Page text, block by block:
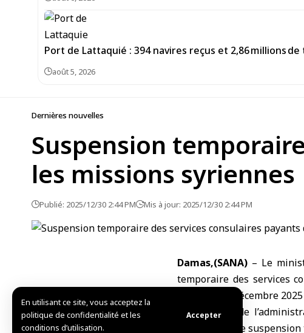
En utilisant ce site, vous acceptez la
politique de confidentialité et les
conditions d’utilisation.
Accepter
Port de Lattaquié : 394 navires reçus et 2,86 millions
août 5, 2026
Dernières nouvelles
Suspension
les missions syriennes
Publié: 2025/12/30 2:44 PM Mis à jour: 2025/12/30 2:44 PM
Damas,(SANA) – Le
temporaire des services
mercredi 31 décembre
Le directeur de
respecter cette